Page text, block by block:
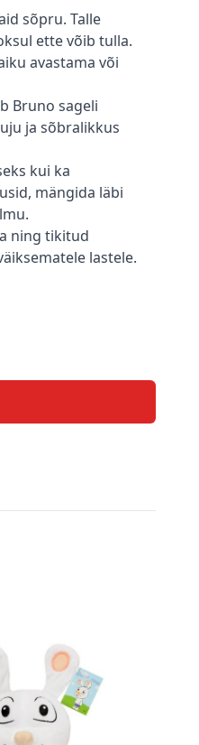
sõpru. Talle
ette võib tulla.
avastama või
Bruno sageli
ja sõbralikkus
kui ka
mängida läbi
ning tikitud
lastele.